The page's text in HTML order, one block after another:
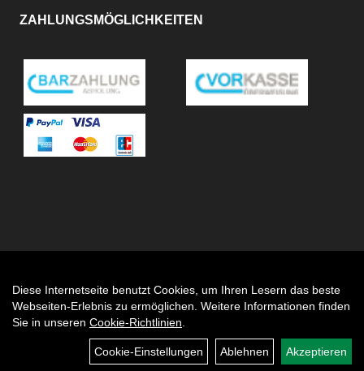
ZAHLUNGSMÖGLICHKEITEN
Diese Internetseite benutzt Cookies, um Ihren Lesern das beste
Webseiten-Erlebnis zu ermöglichen. Weitere Informationen finden
Sie in unseren Cookie-Richtlinien
Cookie-Einstellungen Ablehnen Akzeptieren
Auftrag widerrufen